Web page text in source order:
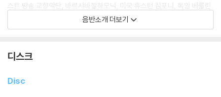
스트 방송 교향악단, 바르샤바필하모닉, 미국 휴스턴 심포니, 독일 베를린
챔버 오케스트라, 자그레브 솔로이스츠, 베이징 심포니, 자카르타 심포니,
스페인 콘체르토 말라가 오케스트라, 카메라타 갈라가 등 해외 유수 오케
단, 코리안 심포니, 인천시향, 수원시향, 강남심포니등 국내외 유수 오케스
음반소개 더보기
디스크
Disc